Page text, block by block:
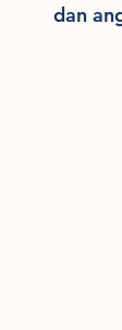
dan